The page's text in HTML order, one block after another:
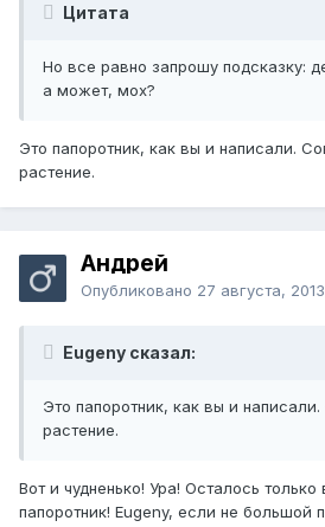
Цитата
Но все равно запрошу подсказку:
а может, мох?
Это папоротник, как вы и написали.
растение.
Андрей
Опубликовано 27 августа, 2013
Eugeny сказал:
Это папоротник, как вы и
растение.
Вот и чудненько! Ура! Осталось только
папоротник! Eugeny, если не большой